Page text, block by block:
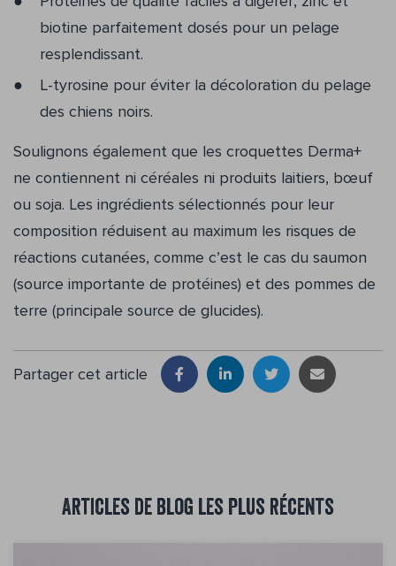
biotine parfaitement dosés pour un pelage
resplendissant.
L-tyrosine pour éviter la décoloration du pelage
des chiens noirs.
Soulignons également que les croquettes Derma+
ne contiennent ni céréales ni produits laitiers, bœuf
ou soja. Les ingrédients sélectionnés pour leur
composition réduisent au maximum les risques de
réactions cutanées, comme c’est le cas du saumon
(source importante de protéines) et des pommes de
terre (principale source de glucides).
Partager cet article
Articles de blog les plus récents